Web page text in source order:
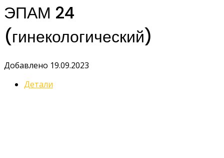
ЭПАМ 24
(гинекологический)
Добавлено 19.09.2023
Детали